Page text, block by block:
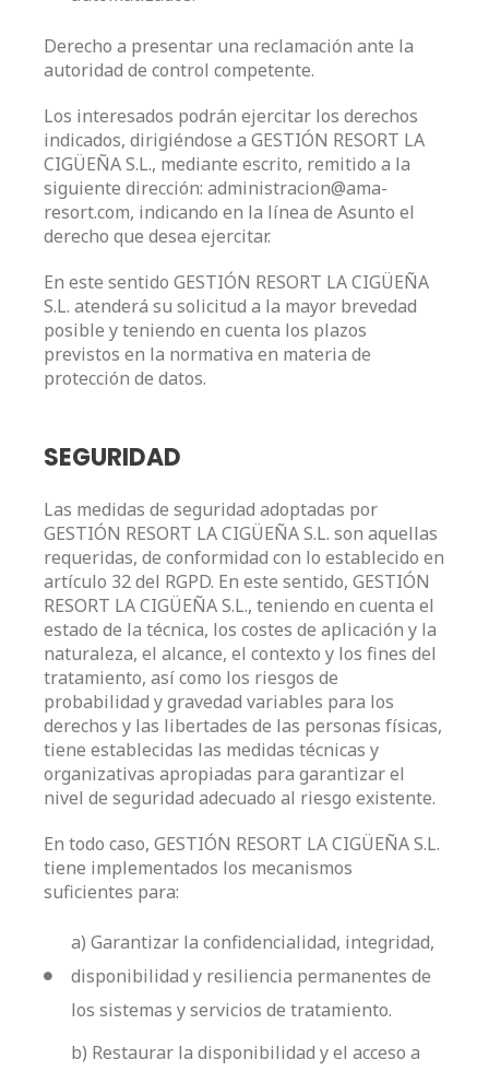
Derecho a presentar una reclamación ante la
autoridad de control competente.
Los interesados podrán ejercitar los derechos
indicados, dirigiéndose a GESTIÓN RESORT LA
CIGÜEÑA S.L., mediante escrito, remitido a la
siguiente dirección: administracion@ama-
resort.com, indicando en la línea de Asunto el
derecho que desea ejercitar.
En este sentido GESTIÓN RESORT LA CIGÜEÑA
S.L. atenderá su solicitud a la mayor brevedad
posible y teniendo en cuenta los plazos
previstos en la normativa en materia de
protección de datos.
SEGURIDAD
Las medidas de seguridad adoptadas por
GESTIÓN RESORT LA CIGÜEÑA S.L. son aquellas
requeridas, de conformidad con lo establecido en
artículo 32 del RGPD. En este sentido, GESTIÓN
RESORT LA CIGÜEÑA S.L., teniendo en cuenta el
estado de la técnica, los costes de aplicación y la
naturaleza, el alcance, el contexto y los fines del
tratamiento, así como los riesgos de
probabilidad y gravedad variables para los
derechos y las libertades de las personas físicas,
tiene establecidas las medidas técnicas y
organizativas apropiadas para garantizar el
nivel de seguridad adecuado al riesgo existente.
En todo caso, GESTIÓN RESORT LA CIGÜEÑA S.L.
tiene implementados los mecanismos
suficientes para:
a) Garantizar la confidencialidad, integridad,
disponibilidad y resiliencia permanentes de
los sistemas y servicios de tratamiento.
b) Restaurar la disponibilidad y el acceso a